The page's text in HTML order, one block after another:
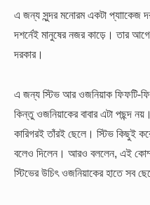
এ জন্য সুন্দর মনোরম একটা প্যাাকেজ
দশর্নেই মানুষের নজর কাড়ে। তার আগে
দরকার।
এ জন্য স্টিভ আর ওজনিয়াক ফিফটি-
কিন্তু ওজনিয়াকের বাবার এটা পছন্দ
কারিগরই তাঁরই ছেলে। স্টিভ কিছুই
বলেও দিলেন। আরও বললেন, এই
স্টিভের উচিৎ ওজনিয়াকের হাতে সব